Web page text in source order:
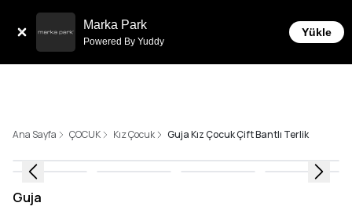
Marka Park
Powered By Yuddy
Yükle
Ana Sayfa ÇOCUK Kız Çocuk Guja Kız Çocuk Çift Bantlı Terlik
Guja